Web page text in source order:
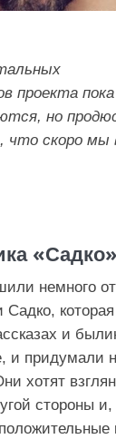
проекта
но
что скоро мы
«Садко»
немного
и
и придумали
хотят
стороны